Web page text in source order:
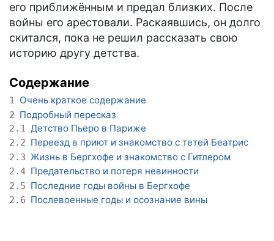
его приближённым и предал близких. После
войны его арестовали. Раскаявшись, он долго
скитался, пока не решил рассказать свою
историю другу детства.
Содержание
1 Очень краткое содержание
2 Подробный пересказ
2.1 Детство Пьеро в Париже
2.2 Переезд в приют и знакомство с тетей Беатрис
2.3 Жизнь в Бергхофе и знакомство с Гитлером
2.4 Предательство и потеря невинности
2.5 Последние годы войны в Бергхофе
2.6 Послевоенные годы и осознание вины